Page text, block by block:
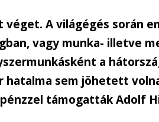
véget. A világégés során
vagy munka- illetve
a
hatalma sem jöhetett
támogatták Adolf